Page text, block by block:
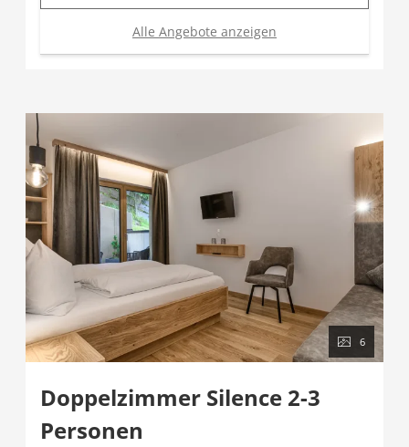
Alle Angebote anzeigen
6
Doppelzimmer Silence 2-3
Personen